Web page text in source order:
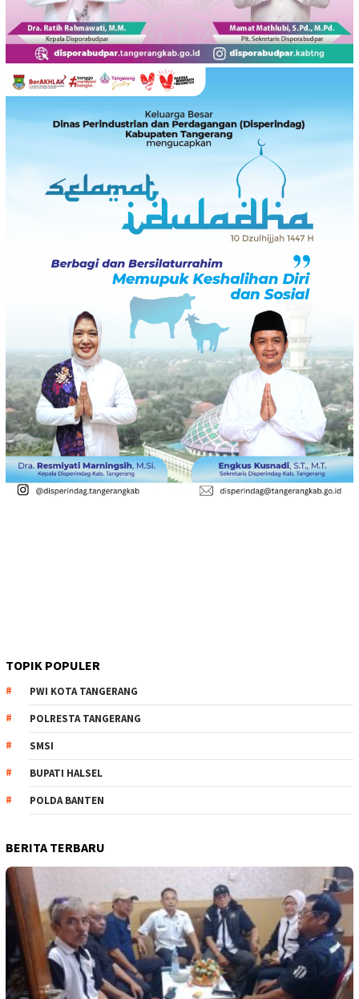
TOPIK POPULER
PWI KOTA TANGERANG
POLRESTA TANGERANG
SMSI
BUPATI HALSEL
POLDA BANTEN
BERITA TERBARU